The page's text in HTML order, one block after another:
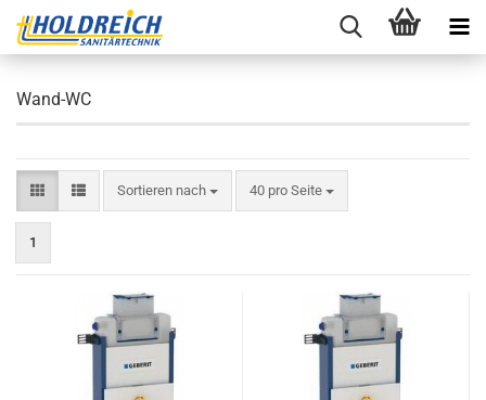
Wand-WC
Sortieren nach
Sortieren nach 40 pro Seite
pro Seite
1